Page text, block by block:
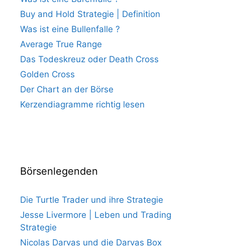
Buy and Hold Strategie | Definition
Was ist eine Bullenfalle ?
Average True Range
Das Todeskreuz oder Death Cross
Golden Cross
Der Chart an der Börse
Kerzendiagramme richtig lesen
Börsenlegenden
Die Turtle Trader und ihre Strategie
Jesse Livermore | Leben und Trading
Strategie
Nicolas Darvas und die Darvas Box